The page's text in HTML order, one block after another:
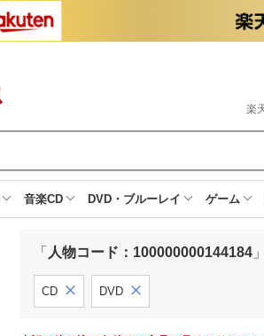
楽
音楽CD DVD・ブルーレイ ゲーム
「 人物コード：100000000144184
CD DVD